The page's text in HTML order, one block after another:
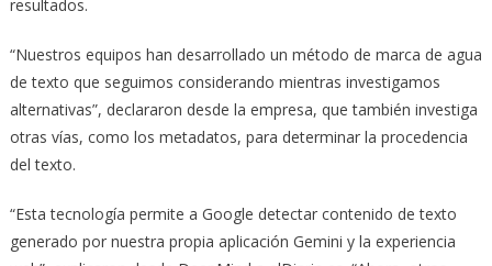
resultados.
“Nuestros equipos han desarrollado un método de marca de agua
de texto que seguimos considerando mientras investigamos
alternativas”, declararon desde la empresa, que también investiga
otras vías, como los metadatos, para determinar la procedencia
del texto.
“Esta tecnología permite a Google detectar contenido de texto
generado por nuestra propia aplicación Gemini y la experiencia